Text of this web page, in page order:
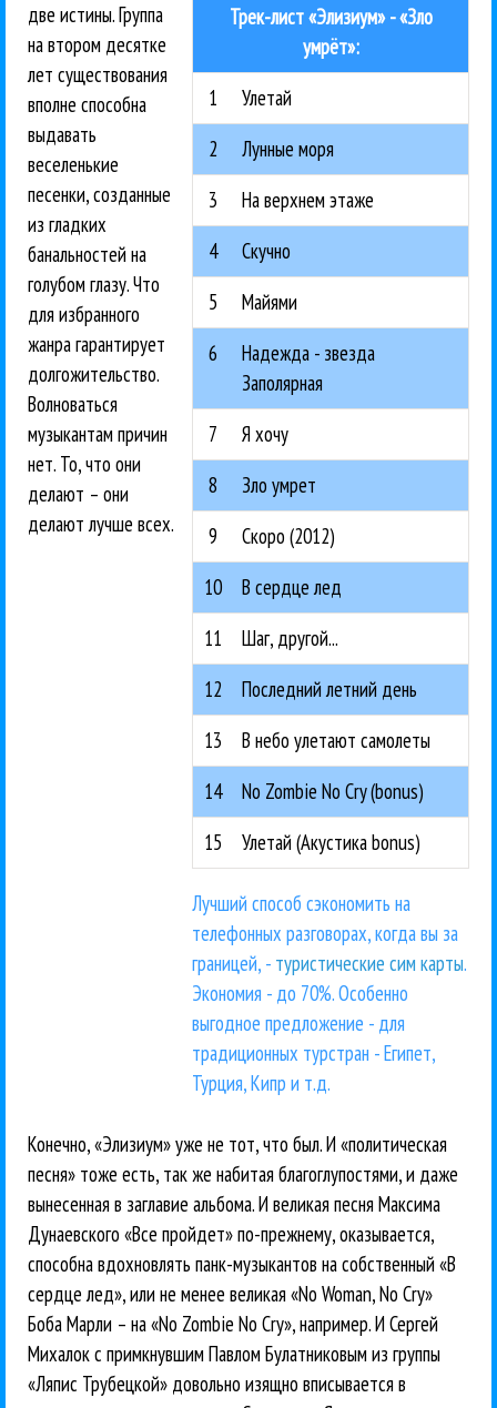
Трек-лист «Элизиум» - «Зло
умрёт»:
1
Улетай
2
Лунные моря
3
На верхнем этаже
4
Скучно
5
Майями
6
Надежда - звезда
Заполярная
7
Я хочу
8
Зло умрет
9
Скоро (2012)
10
В сердце лед
11
Шаг, другой...
12
Последний летний день
13
В небо улетают самолеты
14
No Zombie No Cry (bonus)
15
Улетай (Акустика bonus)
Лучший способ сэкономить на
телефонных разговорах, когда вы за
границей, - туристические сим карты.
Экономия - до 70%. Особенно
выгодное предложение - для
традиционных турстран - Египет,
Турция, Кипр и т.д.
две истины. Группа
на втором десятке
лет существования
вполне способна
выдавать
веселенькие
песенки, созданные
из гладких
банальностей на
голубом глазу. Что
для избранного
жанра гарантирует
долгожительство.
Волноваться
музыкантам причин
нет. То, что они
делают – они
делают лучше всех.
Конечно, «Элизиум» уже не тот, что был. И «политическая
песня» тоже есть, так же набитая благоглупостями, и даже
вынесенная в заглавие альбома. И великая песня Максима
Дунаевского «Все пройдет» по-прежнему, оказывается,
способна вдохновлять панк-музыкантов на собственный «В
сердце лед», или не менее великая «No Woman, No Cry»
Боба Марли – на «No Zombie No Cry», например. И Сергей
Михалок с примкнувшим Павлом Булатниковым из группы
«Ляпис Трубецкой» довольно изящно вписывается в